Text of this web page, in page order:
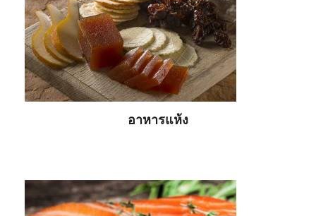
อาหารแห้ง